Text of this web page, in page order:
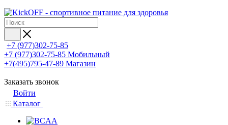
+7 (977)302-75-85
+7 (977)302-75-85 Мобильный
+7(495)795-47-89 Магазин
Заказать звонок
Войти
Каталог